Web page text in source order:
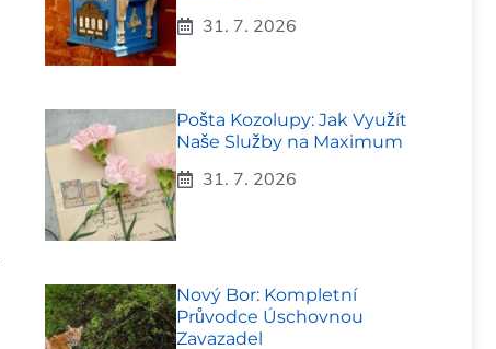
31. 7. 2026
Pošta Kozolupy: Jak Využít
Naše Služby na Maximum
31. 7. 2026
Nový Bor: Kompletní
Průvodce Úschovnou
Zavazadel